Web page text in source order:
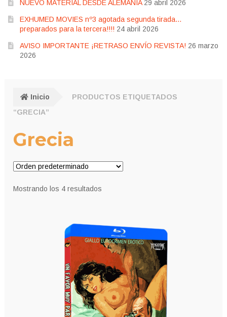
NUEVO MATERIAL DESDE ALEMANIA 29 abril 2026
EXHUMED MOVIES nº3 agotada segunda tirada…
preparados para la tercera!!!! 24 abril 2026
AVISO IMPORTANTE ¡RETRASO ENVÍO REVISTA! 26 marzo
2026
Inicio
PRODUCTOS ETIQUETADOS
“GRECIA”
Grecia
Mostrando los 4 resultados